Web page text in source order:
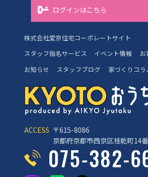
ACCESS 〒615-8086
京都府京都市西京区桂乾町14
075-382-
ログインはこちら
株式会社愛京住宅コーポレートサイト
スタッフ指名サービス
イベント情報
お
お知らせ
スタッフブログ 家づくりコラ